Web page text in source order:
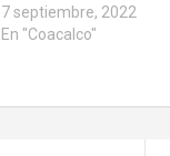
7 septiembre, 2022
En "Coacalco"